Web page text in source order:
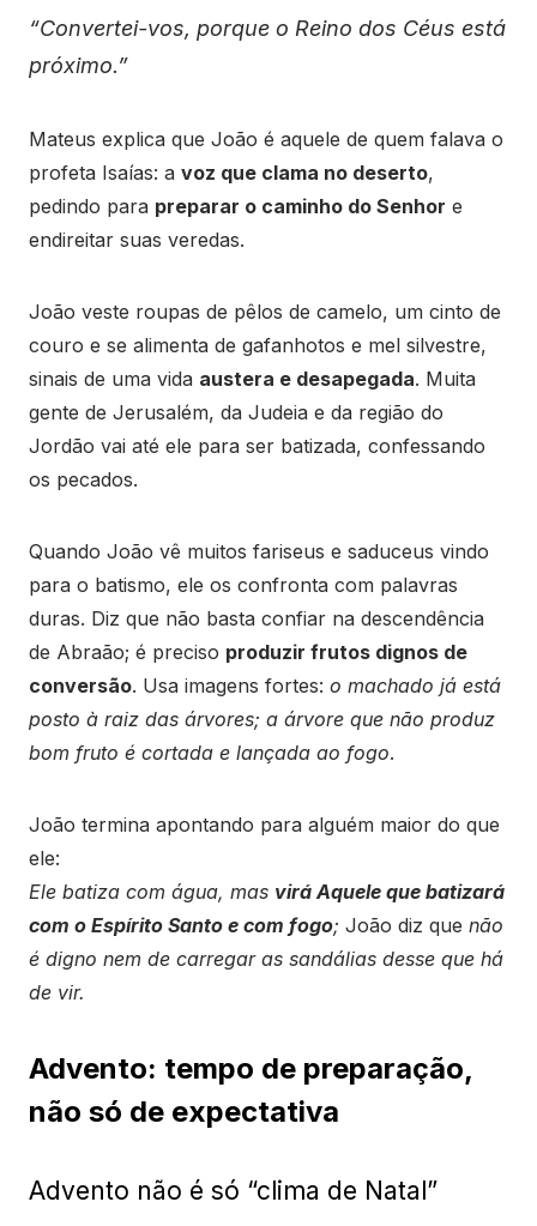
“Convertei-vos, porque o Reino dos Céus está
próximo.”
Mateus explica que João é aquele de quem falava o
profeta Isaías: a voz que clama no deserto,
pedindo para preparar o caminho do Senhor e
endireitar suas veredas.
João veste roupas de pêlos de camelo, um cinto de
couro e se alimenta de gafanhotos e mel silvestre,
sinais de uma vida austera e desapegada. Muita
gente de Jerusalém, da Judeia e da região do
Jordão vai até ele para ser batizada, confessando
os pecados.
Quando João vê muitos fariseus e saduceus vindo
para o batismo, ele os confronta com palavras
duras. Diz que não basta confiar na descendência
de Abraão; é preciso produzir frutos dignos de
conversão. Usa imagens fortes: o machado já está
posto à raiz das árvores; a árvore que não produz
bom fruto é cortada e lançada ao fogo.
João termina apontando para alguém maior do que
ele:
Ele batiza com água, mas virá Aquele que batizará
com o Espírito Santo e com fogo; João diz que não
é digno nem de carregar as sandálias desse que há
de vir.
Advento: tempo de preparação,
não só de expectativa
Advento não é só “clima de Natal”